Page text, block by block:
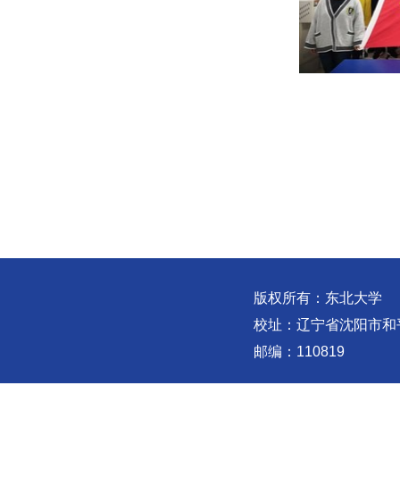
版权所有：东北大学
校址：辽宁省沈阳市
邮编：110819